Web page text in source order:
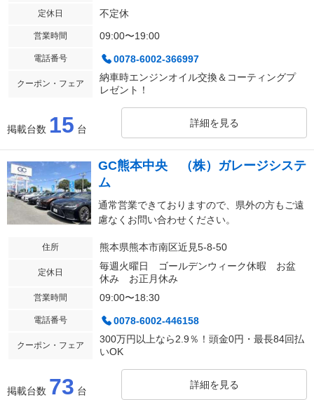
定休日 不定休
営業時間 09:00〜19:00
電話番号 0078-6002-366997
クーポン・フェア
納車時エンジンオイル交換＆コーティングプ
レゼント！
掲載台数 15 台
詳細を見る
GC熊本中央 （株）ガレージシステ
ム
通常営業できておりますので、県外の方もご遠
慮なくお問い合わせください。
住所 熊本県熊本市南区近見5-8-50
定休日
毎週火曜日 ゴールデンウィーク休暇 お盆
休み お正月休み
営業時間 09:00〜18:30
電話番号 0078-6002-446158
クーポン・フェア
300万円以上なら2.9％！頭金0円・最長84回払
いOK
掲載台数 73 台
詳細を見る